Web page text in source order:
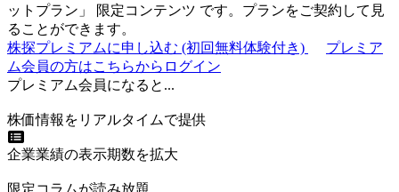
ットプラン 」 限定コンテンツ です。プランをご契約して見
ることができます。
株探プレミアムに申し込む (初回無料体験付き)
プレミア
ム会員の方はこちらからログイン
プレミアム会員になると...
株価情報をリアルタイムで提供
企業業績の表示期数を拡大
限定コラムが読み放題